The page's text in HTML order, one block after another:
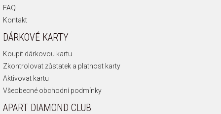
FAQ
Kontakt
DÁRKOVÉ KARTY
Koupit dárkovou kartu
Zkontrolovat zůstatek a platnost karty
Aktivovat kartu
Všeobecné obchodní podmínky
APART DIAMOND CLUB